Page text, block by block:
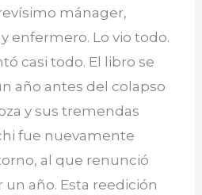
mánager,
enfermero. Lo vio todo.
casi todo. El libro se
año antes del colapso
y sus tremendas
fue nuevamente
al que renunció
año. Esta reedición